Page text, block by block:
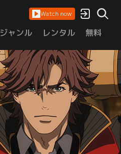
Watch now
ジャンル レンタル 無料